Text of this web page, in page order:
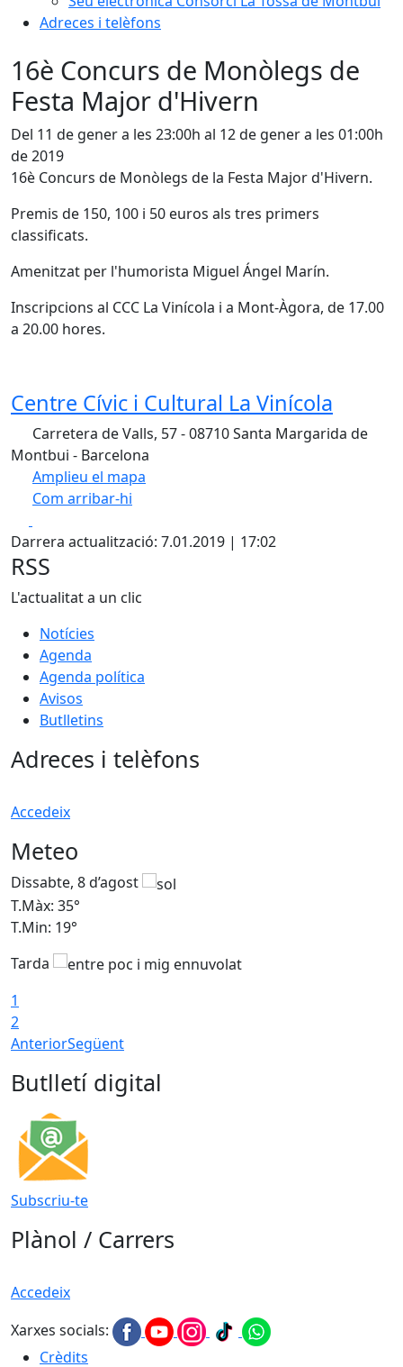
Adreces i telèfons
16è Concurs de Monòlegs de
Festa Major d'Hivern
Del 11 de gener a les 23:00h al 12 de gener a les 01:00h
de 2019
16è Concurs de Monòlegs de la Festa Major d'Hivern.
Premis de 150, 100 i 50 euros als tres primers
classificats.
Amenitzat per l'humorista Miguel Ángel Marín.
Inscripcions al CCC La Vinícola i a Mont-Àgora, de 17.00
a 20.00 hores.
Centre Cívic i Cultural La Vinícola
Carretera de Valls, 57 - 08710 Santa Margarida de
Montbui - Barcelona
Amplieu el mapa
Com arribar-hi
+
−
Darrera actualització: 7.01.2019 | 17:02
RSS
L'actualitat a un clic
Notícies
Agenda
Agenda política
Avisos
Butlletins
Adreces i telèfons
Accedeix
Meteo
Dissabte, 8 d’agost
T.Màx: 35°
T.Min: 19°
Tarda
1
2
AnteriorSegüent
Butlletí digital
Subscriu-te
Plànol / Carrers
Accedeix
Xarxes socials:
Crèdits